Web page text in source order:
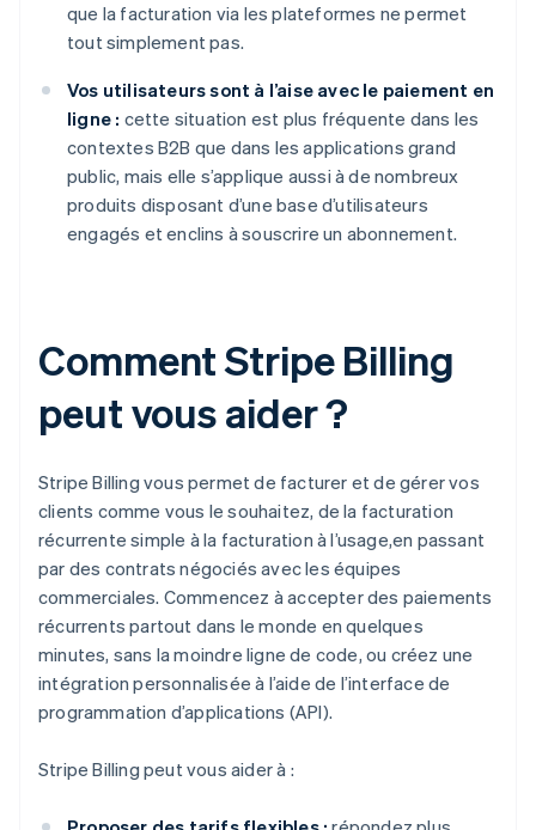
que la facturation via les plateformes ne permet
tout simplement pas.
Vos utilisateurs sont à l’aise avec le paiement en
ligne : cette situation est plus fréquente dans les
contextes B2B que dans les applications grand
public, mais elle s’applique aussi à de nombreux
produits disposant d’une base d’utilisateurs
engagés et enclins à souscrire un abonnement.
Comment Stripe Billing
peut vous aider ?
Stripe Billing vous permet de facturer et de gérer vos
clients comme vous le souhaitez, de la facturation
récurrente simple à la facturation à l’usage,en passant
par des contrats négociés avec les équipes
commerciales. Commencez à accepter des paiements
récurrents partout dans le monde en quelques
minutes, sans la moindre ligne de code, ou créez une
intégration personnalisée à l’aide de l’interface de
programmation d’applications (API).
Stripe Billing peut vous aider à :